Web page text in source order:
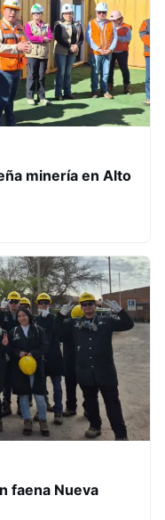
minería en Alto
faena Nueva